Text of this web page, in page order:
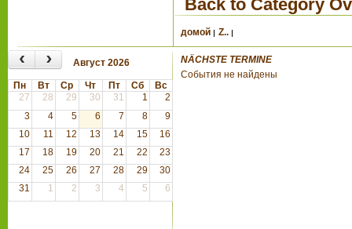
Back to Category
домой Z..
‹ › Август 2026
Пн Вт Ср Чт Пт Сб
Вс
27
28 29 30 31 1
2
3
4 5 6 7 8
9
10
11 12 13 14 15
16
17
18 19 20 21 22
23
24
25 26 27 28 29
30
31
1 2 3 4 5 6
NÄCHSTE TERMINE
События не найдены